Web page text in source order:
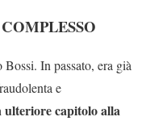
In passato, era già
e
ulteriore capitolo alla